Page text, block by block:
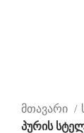
მთავარი
პურის